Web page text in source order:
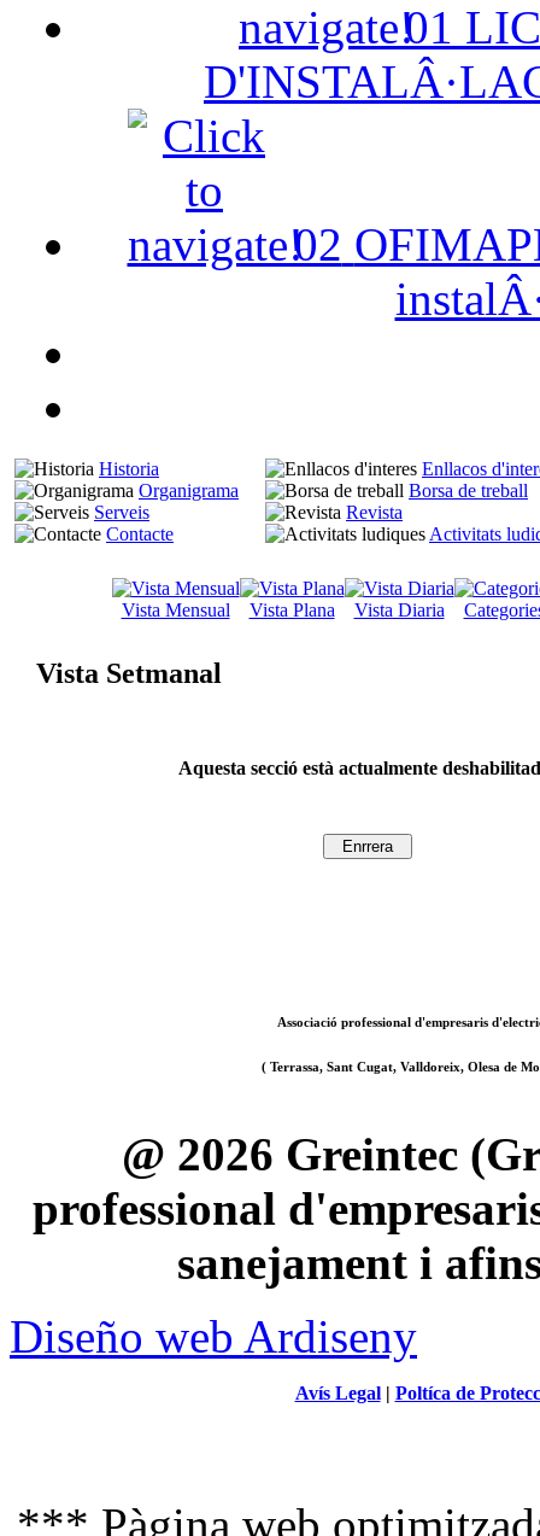
01
02
Historia
Organigrama
Serveis
Contacte
Enllacos
Borsa de treball
Revista
Activitats
Vista Mensual Vista Plana Vista Diaria
Vista Setmanal
Aquesta secció està actualmente
Associació professional d'empresaris
( Terrassa, Sant Cugat, Valldoreix, Olesa de
@ 2026 Greintec
professional
sanejament i
Diseño web Ardiseny
Avís Legal| Poltíca de
*** Pàgina web